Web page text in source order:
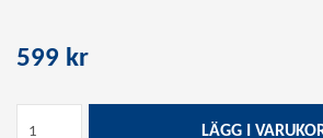
599 kr
LÄGG I